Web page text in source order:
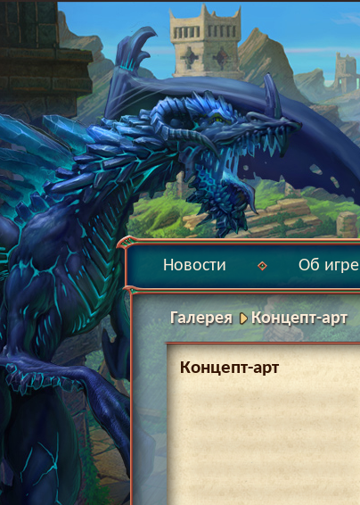
Новости Об игре
Галерея Концепт-арт
Концепт-арт